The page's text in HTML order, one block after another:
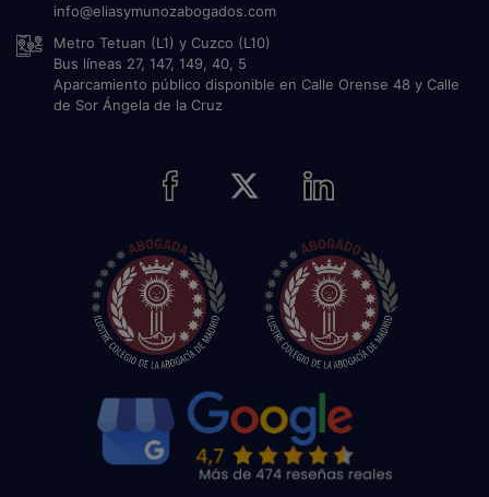
info@eliasymunozabogados.com
Metro Tetuan (L1) y Cuzco (L10)
Bus líneas 27, 147, 149, 40, 5
Aparcamiento público disponible en Calle Orense 48 y Calle
de Sor Ángela de la Cruz